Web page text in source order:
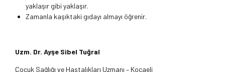
yaklaşır gibi yaklaşır.
Zamanla kaşıktaki gıdayı almayı öğrenir.
Uzm. Dr. Ayşe Sibel Tuğral
Çocuk Sağlığı ve Hastalıkları Uzmanı – Kocaeli